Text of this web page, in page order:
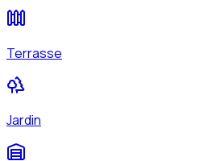
Terrasse
Jardin